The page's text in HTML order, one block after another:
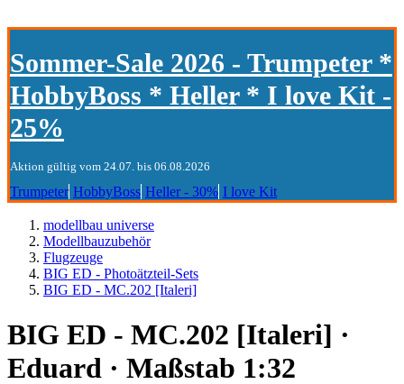
Sommer-Sale 2026 - Trumpeter *
HobbyBoss * Heller * I love Kit -
25%
Aktion gültig vom 24.07. bis 06.08.2026
Trumpeter HobbyBoss Heller - 30% I love Kit
modellbau universe
Modellbauzubehör
Flugzeuge
BIG ED - Photoätzteil-Sets
BIG ED - MC.202 [Italeri]
BIG ED - MC.202 [Italeri] ·
Eduard · Maßstab 1:32